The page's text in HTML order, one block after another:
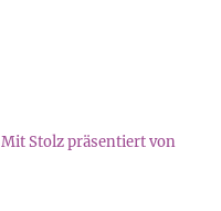
Mit Stolz präsentiert von